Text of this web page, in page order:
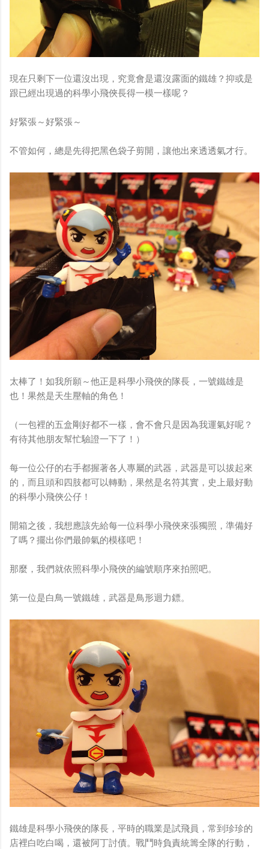
現在只剩下一位還沒出現，究竟會是還沒露面的鐵雄？抑或是
跟已經出現過的科學小飛俠長得一模一樣呢？
好緊張～好緊張～
不管如何，總是先得把黑色袋子剪開，讓他出來透透氣才行。
太棒了！如我所願～他正是科學小飛俠的隊長，一號鐵雄是
也！果然是天生壓軸的角色！
（一包裡的五盒剛好都不一樣，會不會只是因為我運氣好呢？
有待其他朋友幫忙驗證一下了！）
每一位公仔的右手都握著各人專屬的武器，武器是可以拔起來
的，而且頭和四肢都可以轉動，果然是名符其實，史上最好動
的科學小飛俠公仔！
開箱之後，我想應該先給每一位科學小飛俠來張獨照，準備好
了嗎？擺出你們最帥氣的模樣吧！
那麼，我們就依照科學小飛俠的編號順序來拍照吧。
第一位是白鳥一號鐵雄，武器是鳥形迴力鏢。
鐵雄是科學小飛俠的隊長，平時的職業是試飛員，常到珍珍的
店裡白吃白喝，還被阿丁討債。戰鬥時負責統籌全隊的行動，